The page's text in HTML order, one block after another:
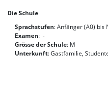
Die Schule
Sprachstufen: Anfänger (A0) bis
Examen: -
Grösse der Schule: M
Unterkunft: Gastfamilie,